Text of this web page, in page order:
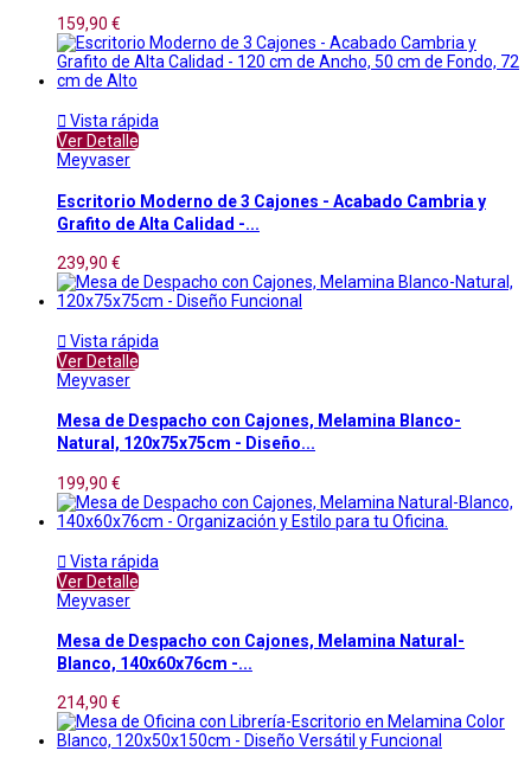
159,90 €
 Vista rápida
Ver Detalle
Meyvaser
Escritorio Moderno de 3 Cajones - Acabado Cambria y
Grafito de Alta Calidad -...
239,90 €
 Vista rápida
Ver Detalle
Meyvaser
Mesa de Despacho con Cajones, Melamina Blanco-
Natural, 120x75x75cm - Diseño...
199,90 €
 Vista rápida
Ver Detalle
Meyvaser
Mesa de Despacho con Cajones, Melamina Natural-
Blanco, 140x60x76cm -...
214,90 €